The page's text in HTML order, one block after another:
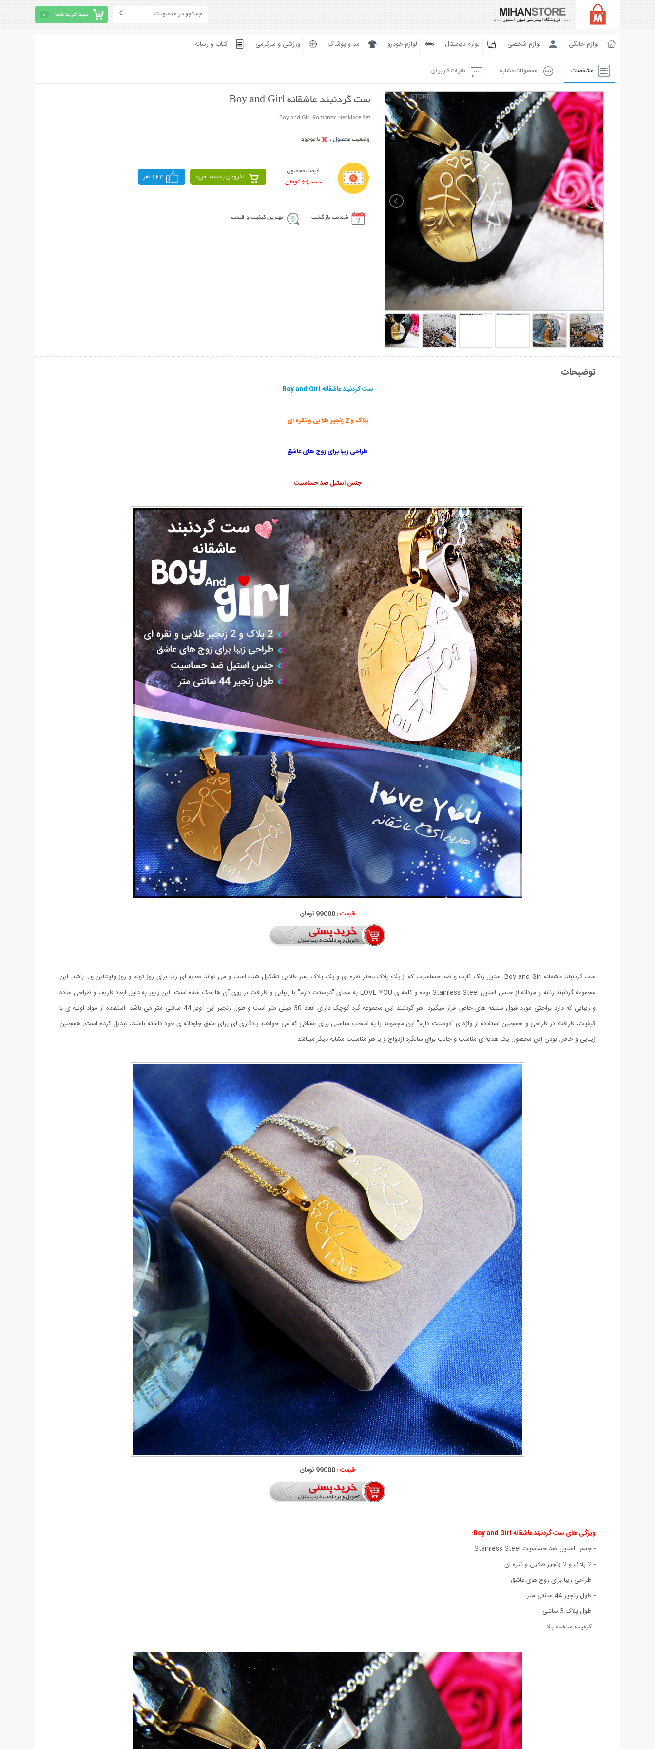
سبد خرید شما 0
لوازم خانگی لوازم شخصی لوازم دیجیتال لوازم خودرو مد و پوشاک ورزشی و سرگرمی کتاب و رسانه
مشخصات محصولات مشابه نظرات کاربران
ست گردنبند عاشقانه Boy and Girl
Boy and Girl Romantic Necklace Set
قیمت محصول
99,000 تومان
افزودن به سبد خرید 124 نفر
ضمانت بازگشت بهترین کیفیت و قیمت
توضیحات
ست گردنبند عاشقانه Boy and Girl
پلاک و 2 زنجیر طلایی و نقره ای
طراحی زیبا برای زوج های عاشق
جنس استیل ضد حساسیت
قیمت :99000 تومان
ست گردنبند عاشقانه Boy and Girl استیل رنگ ثابت و ضد حساسیت که از یک پلاک دختر نقره ای و یک پلاک پسر طلایی تشکیل شده است و می تواند هدیه ای زیبا برای روز تولد و روز ولینتاین و… باشد. این
مجموعه گردنبند زنانه و مردانه از جنس استیل Stainless Steel بوده و کلمه ی LOVE YOU به معنای "دوستت دارم" با زیبایی و ظرافت بر روی آن ها حک شده است. این زیور به دلیل ابعاد ظریف و طراحی ساده
و زیبایی که دارد براحتی مورد قبول سلیقه های خاص قرار میگیرد. هر گردنبند این مجموعه گرد کوچک دارای ابعاد 30 میلی متر است و طول زنجیر این آویز 44 سانتی متر می باشد. استفاده از مواد اولیه ی با
کیفیت، ظرافت در طراحی و همچنین استفاده از واژه ی "دوستت دارم" این مجموعه را به انتخاب مناسبی برای عشاقی که می خواهند یادگاری ای برای عشق جاودانه ی خود داشته باشند، تبدیل کرده است. همچنین
زیبایی و خاص بودن این محصول یک هدیه ی مناسب و جالب برای سالگرد ازدواج و یا هر مناسبت مشابه دیگر میباشد.
قیمت :99000 تومان
ویژگی های ست گردنبند عاشقانه Boy and Girl:
- جنس استیل ضد حساسیت Stainless Steel
- 2 پلاک و 2 زنجیر طلایی و نقره ای
- طراحی زیبا برای زوج های عاشق
- طول زنجیر 44 سانتی متر
- طول پلاک 3 سانتی
- کیفیت ساخت بالا